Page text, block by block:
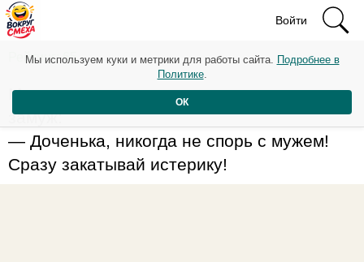
Войти
Рейтинг: 65
Мама наставляет дочку, выходящую
замуж:
— Доченька, никогда не спорь с мужем!
Сразу закатывай истерику!
Мы используем куки и метрики для работы сайта. Подробнее в
Политике.
ОК